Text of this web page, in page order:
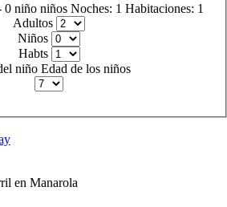
0 niño niños Noches: 1 Habitaciones: 1
Adultos
Niños
Habts
niño Edad de los niños
en Manarola